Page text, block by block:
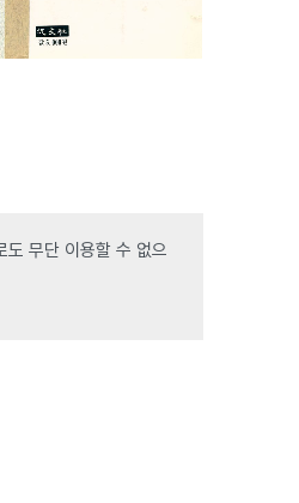
도 무단 이용할 수 없으